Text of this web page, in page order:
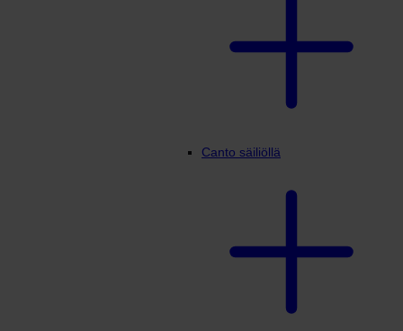
Canto säiliöllä